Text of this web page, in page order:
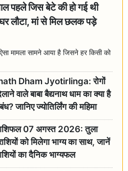
जिस बेटे की हो गई थी
लौटा, मां से मिल छलक पड़े
मामला सामने आया है जिसने हर किसी को
Dham Jyotirlinga: रोगों
वाले बाबा बैद्यनाथ धाम का क्या है
जानिए ज्योतिर्लिंग की महिमा
07 अगस्त 2026: तुला
को मिलेगा भाग्य का साथ, जानें
का दैनिक भाग्यफल